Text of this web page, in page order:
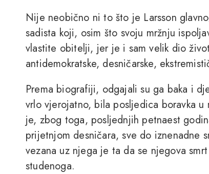
Nije neobično ni to što je Larsson
sadista koji, osim što svoju mržnju
vlastite obitelji, jer je i sam velik dio
antidemokratske, desničarske,
Prema biografiji, odgajali su ga baka i
vrlo vjerojatno, bila posljedica boravka u
je, zbog toga, posljednjih petnaest
prijetnjom desničara, sve do iznenadne
vezana uz njega je ta da se njegova
studenoga.